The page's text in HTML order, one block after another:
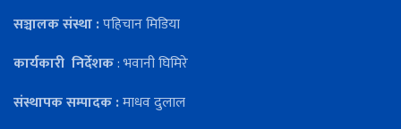
सञ्चालक संस्था :पहिचान मिडिया
कार्यकारी निर्देशक: भवानी घिमिरे
संस्थापक सम्पादक :माधव दुलाल